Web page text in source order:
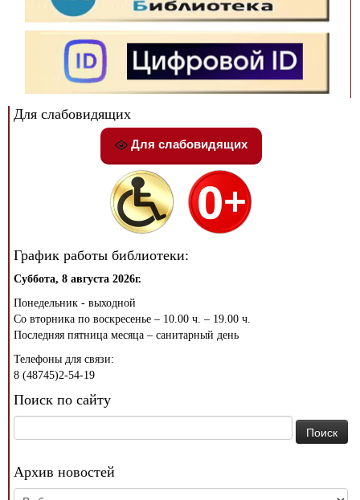
Для слабовидящих
Для слабовидящих
График работы библиотеки:
Суббота, 8 августа 2026г.
Понедельник - выходной
Со вторника по воскресенье – 10.00 ч. – 19.00 ч.
Последняя пятница месяца – санитарный день
Телефоны для связи:
8 (48745)2-54-19
Поиск по сайту
Архив новостей
Архив